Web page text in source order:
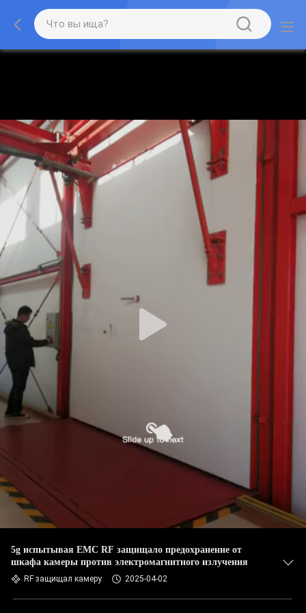
5g испытывая EMC RF защищало предохранение от
шкафа камеры против электромагнитного излучения
RF защищал камеру 2025-04-02